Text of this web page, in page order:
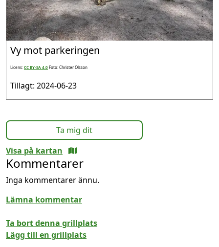
Vy mot parkeringen
Licens:CC BY-SA 4.0 Foto: Christer Olsson
Tillagt: 2024-06-23
Ta mig dit
Visa på kartan
Kommentarer
Inga kommentarer ännu.
Lämna kommentar
Ta bort denna grillplats
Lägg till en grillplats